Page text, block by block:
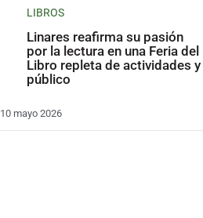
LIBROS
Linares reafirma su pasión
por la lectura en una Feria del
Libro repleta de actividades y
público
10 mayo 2026